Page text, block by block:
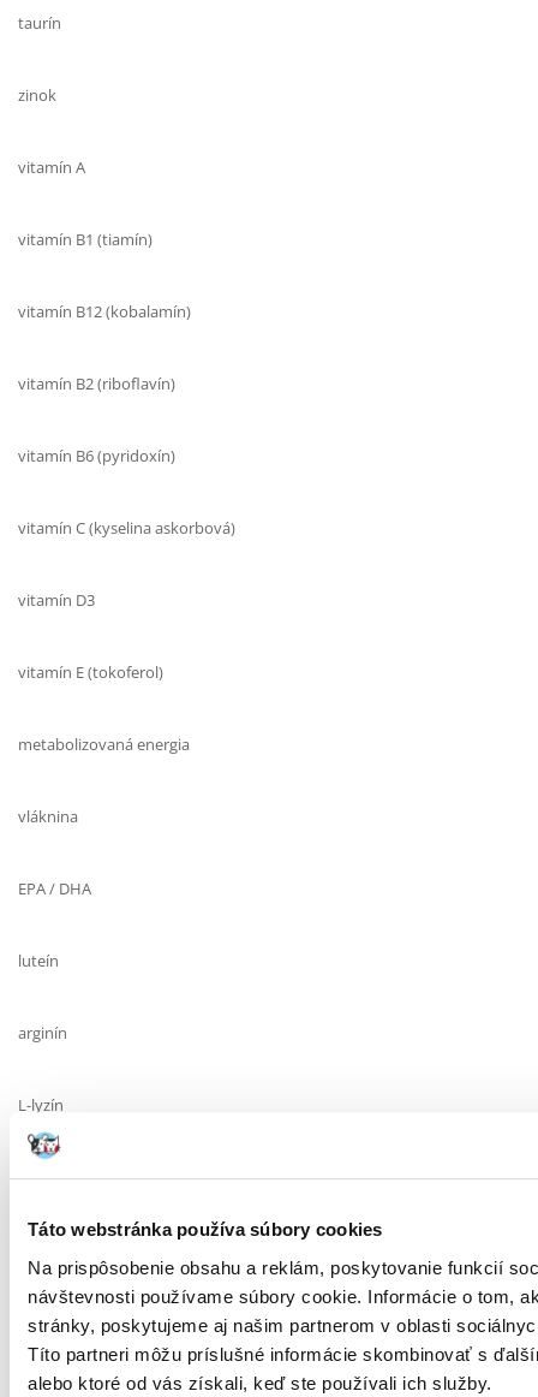
Táto webstránka používa súbory cookies
Na prispôsobenie obsahu a reklám, poskytovanie funkcií
návštevnosti používame súbory cookie. Informácie o tom,
stránky, poskytujeme aj našim partnerom v oblasti
Títo partneri môžu príslušné informácie skombinovať s
alebo ktoré od vás získali, keď ste používali ich služby.
taurín
zinok
vitamín A
vitamín B1 (tiamín)
vitamín B12 (kobalamín)
vitamín B2 (riboflavín)
vitamín B6 (pyridoxín)
vitamín C (kyselina askorbová)
vitamín D3
vitamín E (tokoferol)
metabolizovaná energia
vláknina
EPA / DHA
luteín
arginín
L-lyzín
DL-metionín
bezdusíkaté extraktné látky
Doporučené dávkovanie: